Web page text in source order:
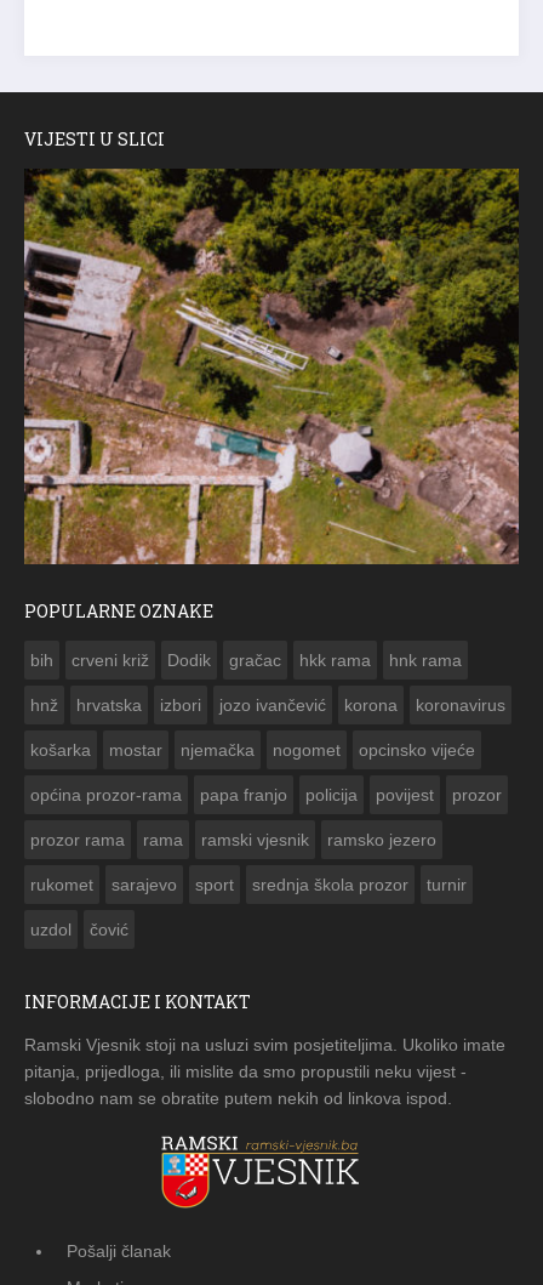
VIJESTI U SLICI
POPULARNE OZNAKE
bih crveni križ Dodik gračac hkk rama hnk rama
hnž hrvatska izbori jozo ivančević korona koronavirus
košarka mostar njemačka nogomet opcinsko vijeće
općina prozor-rama papa franjo policija povijest prozor
prozor rama rama ramski vjesnik ramsko jezero
rukomet sarajevo sport srednja škola prozor turnir
uzdol čović
INFORMACIJE I KONTAKT
Ramski Vjesnik stoji na usluzi svim posjetiteljima. Ukoliko imate
pitanja, prijedloga, ili mislite da smo propustili neku vijest -
slobodno nam se obratite putem nekih od linkova ispod.
Pošalji članak